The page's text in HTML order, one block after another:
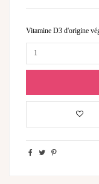
Vitamine D3 d'origine